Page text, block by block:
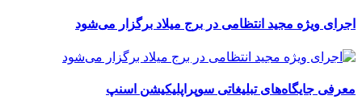
اجرای ویژه مجید انتظامی در برج میلاد برگزار می‌شود
معرفی جایگاه‌های تبلیغاتی سوپراپلیکیشن اسنپ